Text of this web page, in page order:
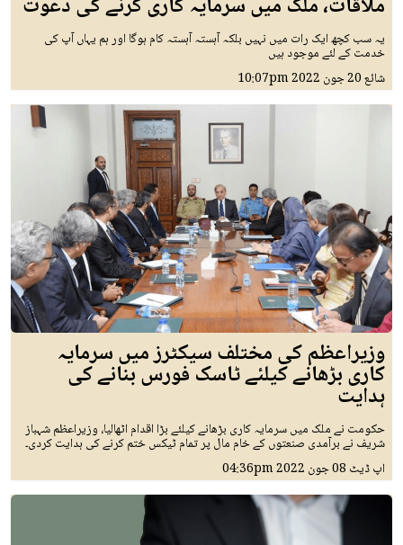
یہ سب کچھ ایک رات میں نہیں بلکہ آہستہ آہستہ کام ہوگا اور ہم یہاں آپ کی
خدمت کے لئے موجود ہیں
شائع20 جون 2022 10:07pm
وزیراعظم کی مختلف سیکٹرز میں سرمایہ
کاری بڑھانے کیلئے ٹاسک فورس بنانے کی
ہدایت
حکومت نے ملک میں سرمایہ کاری بڑھانے کیلئے بڑا اقدام اٹھالیا، وزیراعظم شہباز
شریف نے برآمدی صنعتوں کے خام مال پر تمام ٹیکس ختم کرنے کی ہدایت کردی۔
اپ ڈیٹ 08 جون 2022 04:36pm